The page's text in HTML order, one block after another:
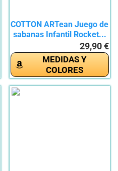
COTTON ARTean Juego de
sabanas Infantil Rocket...
29,90 €
MEDIDAS Y
COLORES